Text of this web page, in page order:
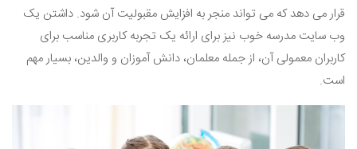
قرار می دهد که می تواند منجر به افزایش مقبولیت آن شود. داشتن یک
وب سایت مدرسه خوب نیز برای ارائه یک تجربه کاربری مناسب برای
کاربران معمولی آن، از جمله معلمان، دانش آموزان و والدین، بسیار مهم
است.